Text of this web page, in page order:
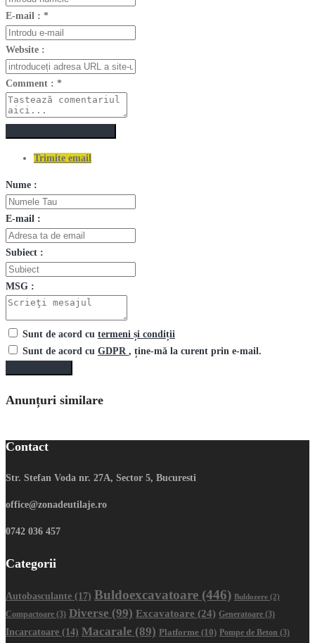
E-mail : *
Website :
Comment : *
Trimite email
Nume :
E-mail :
Subiect :
MSG :
Sunt de acord cu termeni și condiții
Sunt de acord cu GDPR , ține-mă la curent prin e-mail.
Anunțuri similare
Contact
Str. Stefan Voda nr. 27A, Sector 5, Bucuresti
office@zonadeutilaje.ro
0742 036 457
Categorii
Autobasculante (17) Buldoexcavatoare (446) Buldozere (2)
Compactoare (3) Diverse (99) Excavatoare (24) Generatoare (3)
Incarcatoare (14) Macarale (89) Platforme (10) Pompe de Beton (3)